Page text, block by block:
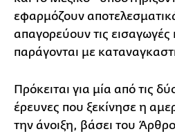
εφαρμόζουν
απαγορεύουν τις εισαγωγές
παράγονται με
Πρόκειται για μία από τις
έρευνες που ξεκίνησε η
την άνοιξη, βάσει του